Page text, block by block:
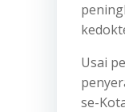
Usai
se-